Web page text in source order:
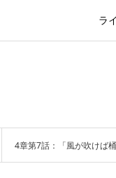
ラ
4章第7話：「風が吹けば